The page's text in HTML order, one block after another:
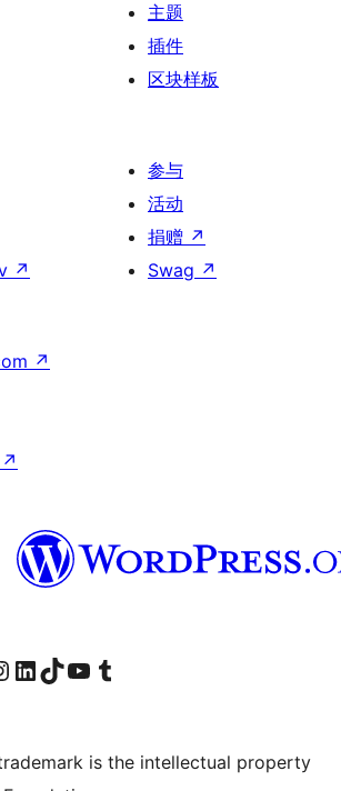
主题
插件
区块样板
↗
参与
活动
捐赠 ↗
Swag ↗
↗
↗
账号 关注我们的 LinkedIn 主页访问我们的 TikTok 账号访问我们的 YouTube 频道 访问我们的 Tumblr 账号
is the intellectual property